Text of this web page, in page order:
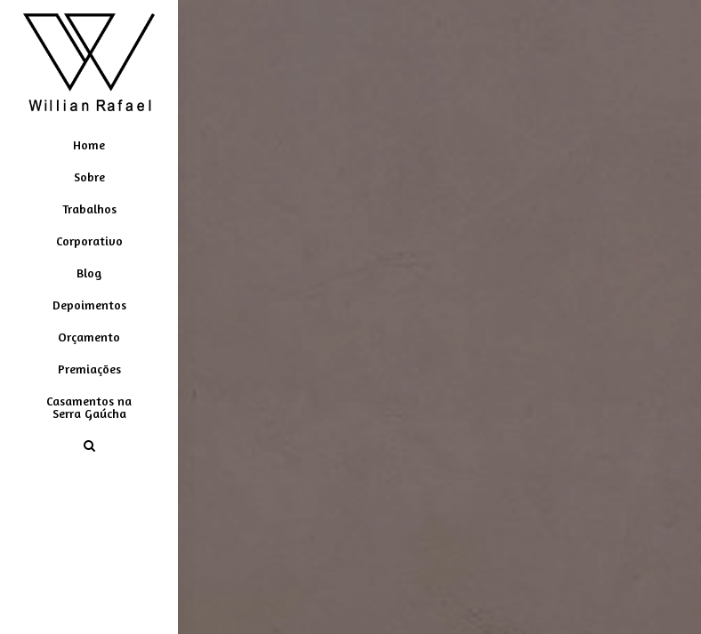
Home
Sobre
Trabalhos
Corporativo
Blog
Depoimentos
Orçamento
Premiações
Casamentos na
Serra Gaúcha